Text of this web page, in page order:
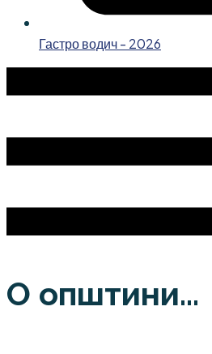
Гастро водич - 2026
О општини...